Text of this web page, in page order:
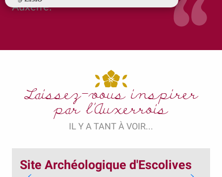
Auxerre.
Laissez-vous inspirer
par l'Auxerrois
IL Y A TANT À VOIR...
Site Archéologique d'Escolives